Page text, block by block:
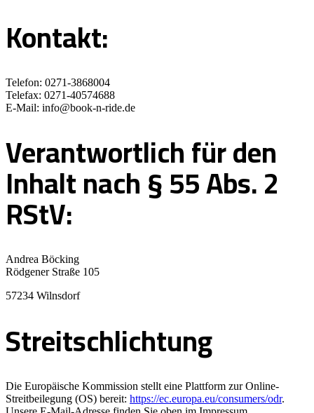
Kontakt:
Telefon: 0271-3868004
Telefax: 0271-40574688
E-Mail: info@book-n-ride.de
Verantwortlich für den
Inhalt nach § 55 Abs. 2
RStV:
Andrea Böcking
Rödgener Straße 105
57234 Wilnsdorf
Streitschlichtung
Die Europäische Kommission stellt eine Plattform zur Online-
Streitbeilegung (OS) bereit: https://ec.europa.eu/consumers/odr.